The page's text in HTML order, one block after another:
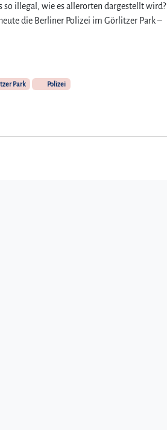
t
e
i
so illegal, wie es allerorten dargestellt wird?
die Berliner Polizei im Görlitzer Park –
Park Polizei